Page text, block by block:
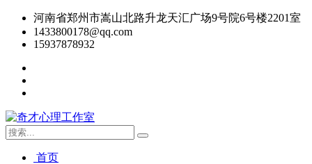
河南省郑州市嵩山北路升龙天汇广场9号院6号楼2201室
1433800178@qq.com
15937878932
首页